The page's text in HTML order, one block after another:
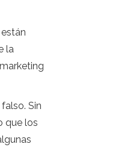
la
Sin
que los